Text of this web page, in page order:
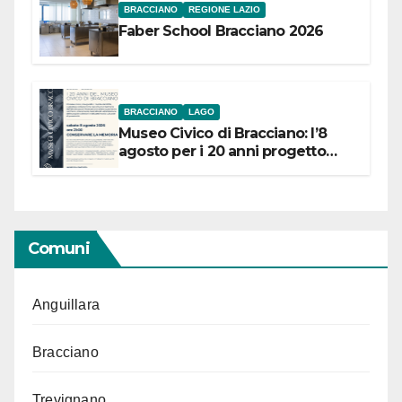
BRACCIANO REGIONE LAZIO
Faber School Bracciano 2026
BRACCIANO LAGO
Museo Civico di Bracciano: l’8
agosto per i 20 anni progetto
Comuni
Anguillara
Bracciano